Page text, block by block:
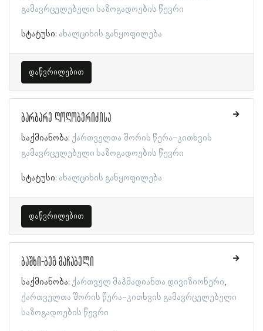
გამავრცელებელი საზოგადოების წევრი
სტატუსი: ახალციხის განყოფილება
დაწვრილებით
ბარბარე ღოღობერიძისა
საქმიანობა: ქართველთა შორის წერა-კითხვის
გამავრცელებელი საზოგადოების წევრი
სტატუსი: ახალციხის განყოფილება
დაწვრილებით
ბაშხი-ბეგ მაჩაბელი
საქმიანობა: ქართველ მაჰმადიანთა დივიზიონერი
ქართველთა შორის წერა-კითხვის გამავრცელებელი
საზოგადოების წევრი